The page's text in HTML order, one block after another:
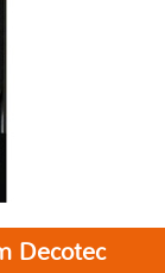
Decotec